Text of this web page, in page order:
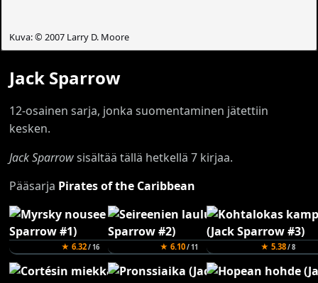
Kuva: © 2007 Larry D. Moore
Jack Sparrow
12-osainen sarja, jonka suomentaminen jätettiin
kesken.
Jack Sparrowsisältää tällä hetkellä 7 kirjaa.
Pääsarja Pirates of the Caribbean
★ 6.32/ 16 ★ 6.10/ 11 ★ 5.38/ 8